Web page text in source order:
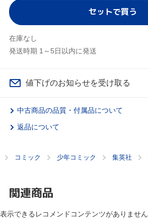
セットで買う
在庫なし
発送時期 1～5日以内に発送
値下げのお知らせを受け取る
中古商品の品質・付属品について
返品について
コミック 少年コミック 集英社
関連商品
表示できるレコメンドコンテンツがありません